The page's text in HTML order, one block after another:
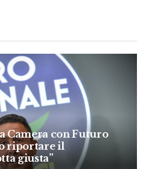
Camera con Futuro
riportare il
giusta”